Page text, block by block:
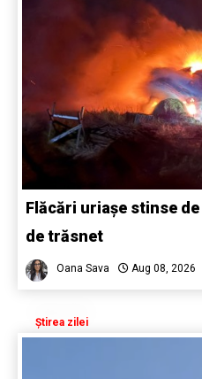
Flăcări uriașe stinse
de trăsnet
Oana Sava Aug 08, 2026
Știrea zilei